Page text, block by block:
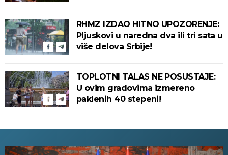
RHMZ IZDAO HITNO UPOZORENJE:
Pljuskovi u naredna dva ili tri sata u
više delova Srbije!
TOPLOTNI TALAS NE POSUSTAJE:
U ovim gradovima izmereno
paklenih 40 stepeni!